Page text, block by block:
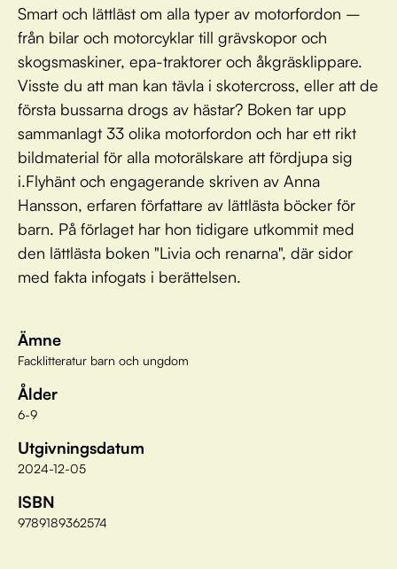
Smart och lättläst om alla typer av motorfordon –
från bilar och motorcyklar till grävskopor och
skogsmaskiner, epa-traktorer och åkgräsklippare.
Visste du att man kan tävla i skotercross, eller att de
första bussarna drogs av hästar? Boken tar upp
sammanlagt 33 olika motorfordon och har ett rikt
bildmaterial för alla motorälskare att fördjupa sig
i.Flyhänt och engagerande skriven av Anna
Hansson, erfaren författare av lättlästa böcker för
barn. På förlaget har hon tidigare utkommit med
den lättlästa boken "Livia och renarna", där sidor
med fakta infogats i berättelsen.
Ämne
Facklitteratur barn och ungdom
Ålder
6-9
Utgivningsdatum
2024-12-05
ISBN
9789189362574